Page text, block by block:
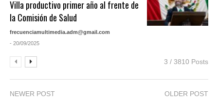
Villa productivo primer año al frente de
la Comisión de Salud
frecuenciamultimedia.adm@gmail.com
- 20/09/2025
3 / 3810 Posts
NEWER POST OLDER POST